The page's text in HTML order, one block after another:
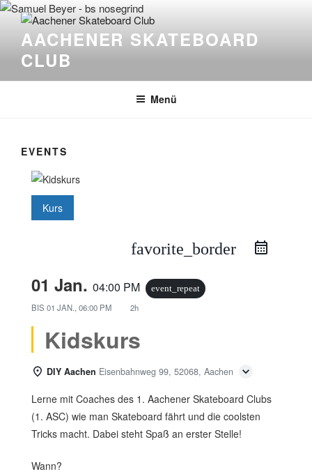
Zum
Inhalt
springenAACHENER SKATEBOARD
CLUB
Menü
EVENTS
Kurs
favorite_border
01 Jan. 04:00 PM event_repeat
BIS 01 JAN., 06:00 PM 2h
Kidskurs
DIY Aachen Eisenbahnweg 99, 52068, Aachen
Lerne mit Coaches des 1. Aachener Skateboard Clubs
(1. ASC) wie man Skateboard fährt und die coolsten
Tricks macht. Dabei steht Spaß an erster Stelle!
Wann?